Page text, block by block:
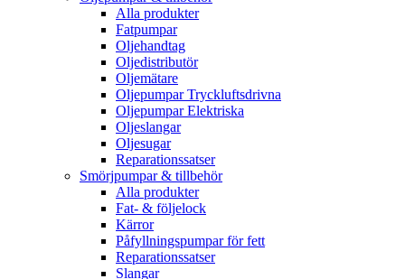
Alla produkter
Fatpumpar
Oljehandtag
Oljedistributör
Oljemätare
Oljepumpar Tryckluftsdrivna
Oljepumpar Elektriska
Oljeslangar
Oljesugar
Reparationssatser
Smörjpumpar & tillbehör
Alla produkter
Fat- & följelock
Kärror
Påfyllningspumpar för fett
Reparationssatser
Slangar